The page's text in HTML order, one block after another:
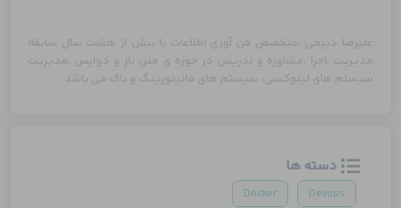
علیرضا ذبیحی ،متخصص فن آوری اطلاعات با بیش از هشت سال سابقه
مدیریت ،اجرا ،مشاوره و تدریس در حوزه ی متن باز و دواپس ،مدیریت
سیستم های لینوکسی، سیستم های مانیتورینگ و ناک می باشد.
دسته ها
Devops
Docker